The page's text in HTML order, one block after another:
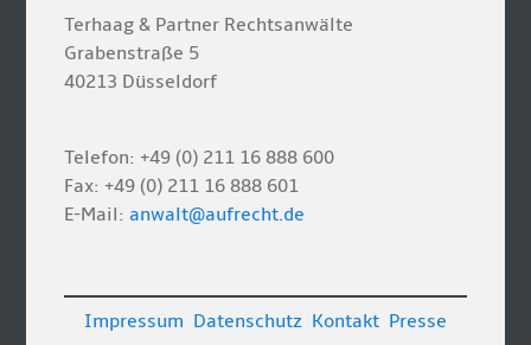
Terhaag & Partner Rechtsanwälte
Grabenstraße 5
40213 Düsseldorf
Telefon: +49 (0) 211 16 888 600
Fax: +49 (0) 211 16 888 601
E-Mail:anwalt@aufrecht.de
Impressum Datenschutz Kontakt Presse